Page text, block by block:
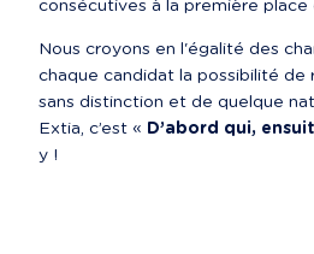
consécutives à la première place
Nous croyons en l'égalité des
chaque candidat la possibilité de
sans distinction et de quelque
Extia, c’est « D’abord qui,
y !